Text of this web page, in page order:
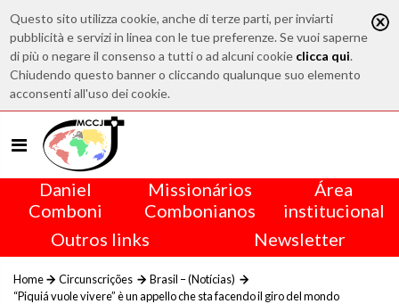
Questo sito utilizza cookie, anche di terze parti, per inviarti
pubblicità e servizi in linea con le tue preferenze. Se vuoi saperne
di più o negare il consenso a tutti o ad alcuni cookie clicca qui.
Chiudendo questo banner o cliccando qualunque suo elemento
acconsenti all'uso dei cookie.
Daniel
Comboni
Missionários
Combonianos
Área
institucional
Outros links
Newsletter
Home Circunscrições
Brasil – (Notícias)
“Piquiá vuole vivere” è un appello che sta facendo il giro del mondo